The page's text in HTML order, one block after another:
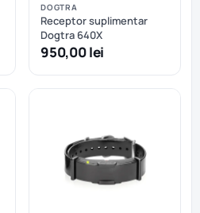
DOGTRA
Receptor suplimentar
Dogtra 640X
950,00 lei